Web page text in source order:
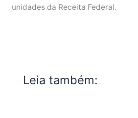
unidades da Receita Federal.
Leia também: